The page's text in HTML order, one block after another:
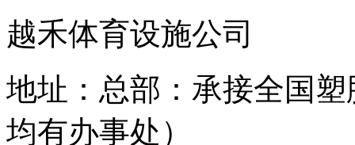
越禾体育设施公司
地址：总部：承接全国
均有办事处）